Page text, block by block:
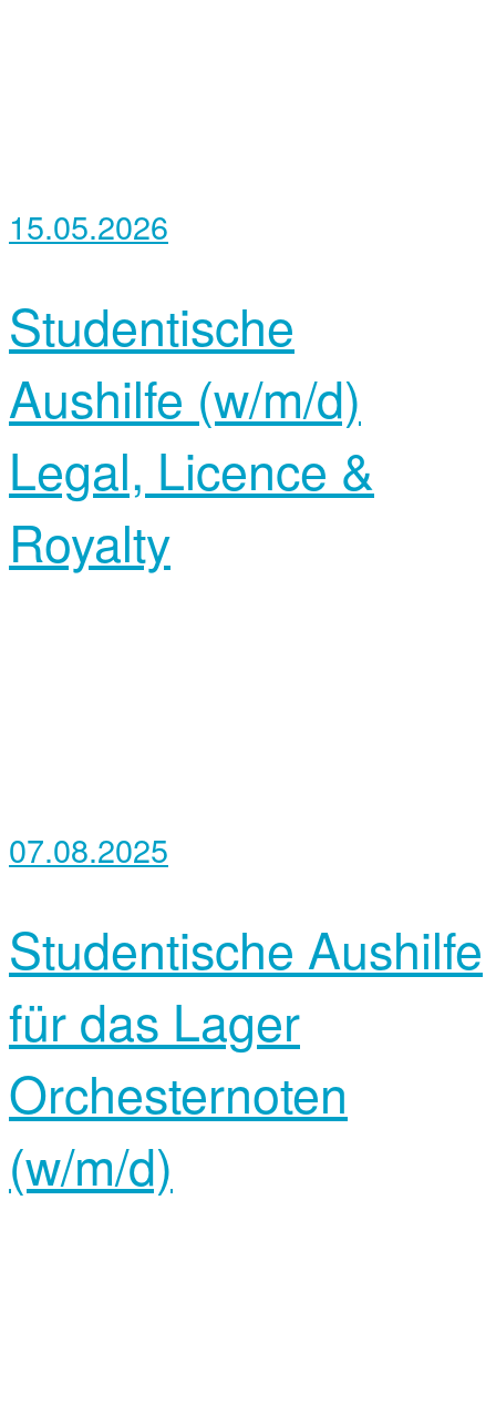
15.05.2026
Studentische
Aushilfe (w/m/d)
Legal, Licence &
Royalty
07.08.2025
Studentische Aushilfe
für das Lager
Orchesternoten
(w/m/d)